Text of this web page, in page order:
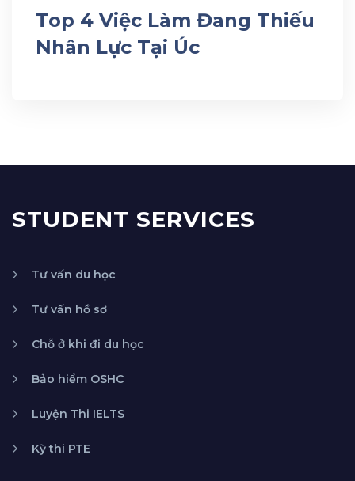
Top 4 Việc Làm Đang Thiếu
Nhân Lực Tại Úc
STUDENT SERVICES
Tư vấn du học
Tư vấn hồ sơ
Chỗ ở khi đi du học
Bảo hiểm OSHC
Luyện Thi IELTS
Kỳ thi PTE